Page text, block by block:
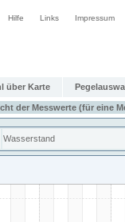
Hilfe Links Impressum
über Karte
der Messwerte (für eine
Wasserstand